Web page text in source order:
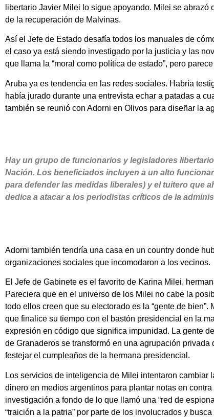
libertario Javier Milei lo sigue apoyando. Milei se
de la recuperación de Malvinas.
Así el Jefe de Estado desafía todos los manuales de
el caso ya está siendo investigado por la justicia y las
que llama la “moral como política de estado”, pero
Aruba ya es tendencia en las redes sociales. Habría
había jurado durante una entrevista echar a patadas a
también se reunió con Adorni en Olivos para diseñar la
Hay un grupo de funcionarios y legisladores
Nación. Los beneficiados incluyen a un alto
para defender las medidas liberales) y el tuitero que
dedica a atacar a los periodistas críticos de la
Adorni también tendría una casa en un country donde
organizaciones sociales que incomodaron a los vecinos.
El Jefe de Gabinete es el favorito de Karina Milei,
Pareciera que en el universo de los Milei no cabe la
todo ellos creen que su electorado es la “gente de
que finalice su tiempo con el bastón presidencial en la
expresión en código que significa impunidad. La gente
de Granaderos se transformó en una agrupación
festejar el cumpleaños de la hermana presidencial.
Los servicios de inteligencia de Milei intentaron
dinero en medios argentinos para plantar notas en
investigación a fondo de lo que llamó una “red de
“traición a la patria” por parte de los involucrados y